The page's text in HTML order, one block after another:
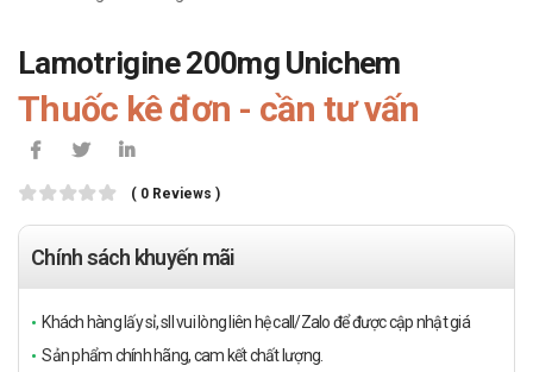
Lamotrigine 200mg Unichem
Thuốc kê đơn - cần tư vấn
( 0 Reviews )
Chính sách khuyến mãi
Khách hàng lấy sỉ, sll vui lòng liên hệ call/Zalo để được cập nhật giá
Sản phẩm chính hãng, cam kết chất lượng.